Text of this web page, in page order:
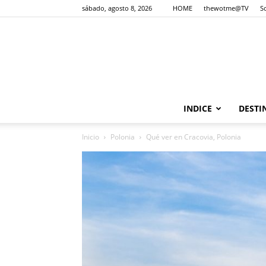
sábado, agosto 8, 2026 HOME thewotme@TV
INDICE
Inicio Polonia Qué ver en Cracovia, Polonia